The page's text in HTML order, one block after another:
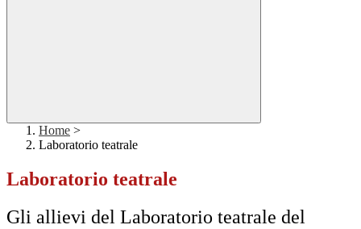
Home >
Laboratorio teatrale
Laboratorio teatrale
Gli allievi del Laboratorio teatrale del